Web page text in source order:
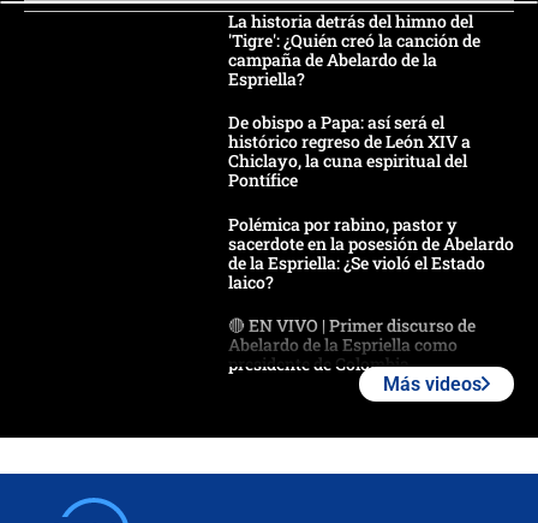
La historia detrás del himno del
'Tigre': ¿Quién creó la canción de
campaña de Abelardo de la
Espriella?
De obispo a Papa: así será el
histórico regreso de León XIV a
Chiclayo, la cuna espiritual del
Pontífice
Polémica por rabino, pastor y
sacerdote en la posesión de Abelardo
de la Espriella: ¿Se violó el Estado
laico?
🔴 EN VIVO | Primer discurso de
Abelardo de la Espriella como
presidente de Colombia
Más videos